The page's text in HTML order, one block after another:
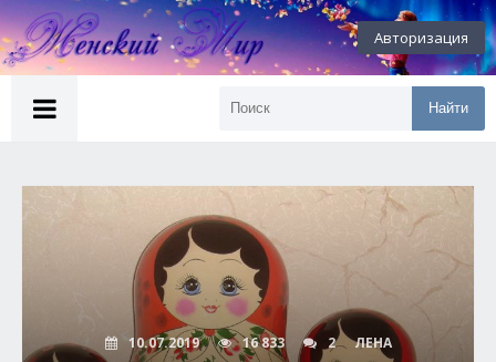
Авторизация
Найти
10.07.2019 16 833 2 ЛЕНА